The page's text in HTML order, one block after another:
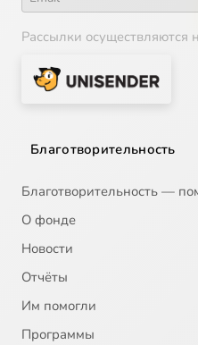
Рассылки осуществляются
Благотворительность
Благотворительность —
О фонде
Новости
Отчёты
Им помогли
Программы